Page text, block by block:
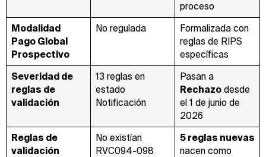
proceso
Modalidad
Pago Global
Prospectivo
No regulada
Formalizada con
reglas de RIPS
específicas
Severidad de
reglas de
validación
13 reglas en
estado
Notificación
Pasan a
Rechazodesde
el 1 de junio de
2026
Reglas de
validación
No existían
RVC094-098
5 reglas nuevas
nacen como